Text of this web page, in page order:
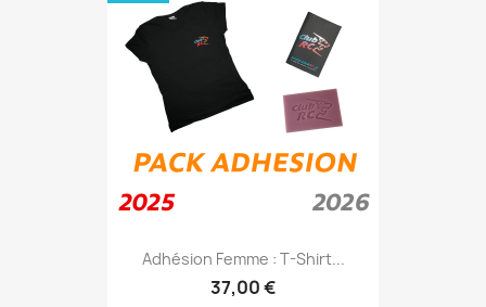
Adhésion Femme : T-Shirt...
37,00 €